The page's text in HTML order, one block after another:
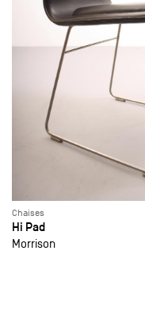
Chaises
Hi Pad
Morrison